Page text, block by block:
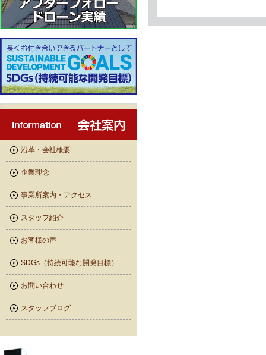
沿革・会社概要
企業理念
事業所案内・アクセス
スタッフ紹介
お客様の声
SDGs（持続可能な開発目標）
お問い合わせ
スタッフブログ